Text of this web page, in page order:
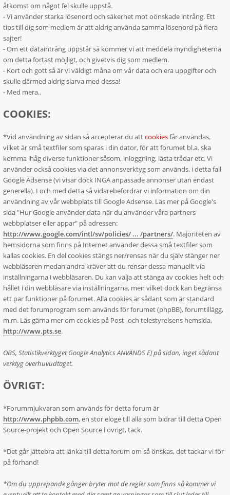
åtkomst om något fel skulle uppstå.
- Vi använder starka lösenord och säkerhet mot oönskade intrång. Ett
tips till dig som medlem är att aldrig använda samma lösenord på flera
sajter!
- Om ett dataintrång uppstår så kommer vi att meddela myndigheterna
om detta fortast möjligt, och givetvis dig som medlem.
- Kort och gott så är vi väldigt måna om vår data och era uppgifter och
skulle därmed aldrig slarva med dessa!
- Med mera..
COOKIES:
*Vid användning av sidan så accepterar du attcookiesfår användas,
vilket är små textfiler som sparas i din dator, för att forumet bl.a. ska
komma ihåg diverse funktioner såsom, inloggning, lästa trådar etc. Vi
använder också cookies via det annonsverktyg som används, i detta fall
Google Adsense (vi visar dock INGA anpassade annonser utan endast
generella). I och med detta så vidarebefordrar vi information om din
användning av vår webbplats till Google Adsense. Läs mer på Google's
sida "Hur Google använder data när du använder våra partners
webbplatser eller appar" på adressen:
http://www.google.com/intl/sv/policies/ ... /partners/. Majoriteten av
hemsidorna som finns på Internet använder dessa små textfiler som
kallas cookies. En del cookies stängs ner/rensas när du själv stänger ner
webbläsaren medan andra kräver att du rensar dessa manuellt via
inställningarna i webbläsaren. Du kan välja att stänga av cookies helt och
hållet i din webbläsare via inställningarna, men vilket dock kan begränsa
ett par funktioner på forumet. Alla cookies är sådant som är standard
med det forumprogram som används för forumet (phpBB), forumtillägg,
m.m. Läs gärna mer om cookies på Post- och telestyrelsens hemsida,
http://www.pts.se.
OBS, Statistikverktyget Google Analytics ANVÄNDS EJ på sidan, inget sådant
verktyg överhuvudtaget.
ÖVRIGT:
*Forummjukvaran som används för detta forum är
http://www.phpbb.com, en stor eloge till alla som bidrar till detta Open
Source-projekt och Open Source i övrigt, tack.
*Det går jättebra att länka till detta forum om så önskas, det tackar vi för
på förhand!
*Om du upprepande gånger bryter mot de regler som finns så kommer vi